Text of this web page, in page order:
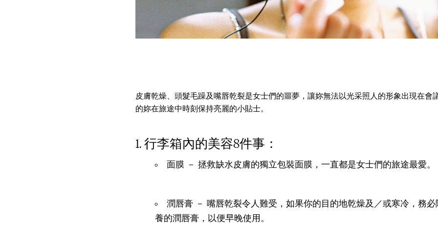
皮膚乾燥、頭髮毛躁及嘴唇乾裂是女士們的噩夢，讓妳無法以光采照人的形象出現在會
的妳在旅途中時刻保持亮麗的小貼士。
行李箱內的美容8件事：
面膜 － 拯救缺水皮膚的獨立包裝面膜，一直都是女士們的旅途最愛。
潤唇膏 － 嘴唇乾裂令人難受，如果你的目的地乾燥及／或寒冷，務
養的潤唇膏，以便早晚使用。